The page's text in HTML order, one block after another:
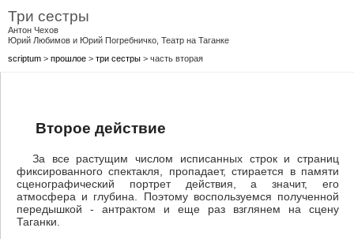
Три сестры
Антон Чехов
Юрий Любимов и Юрий Погребничко, Театр на Таганке
scriptum > прошлое > три сестры > часть вторая
Второе действие
За все растущим числом исписанных строк и страниц
фиксированного спектакля, пропадает, стирается в памяти
сценoграфический портрет действия, а значит, его
атмосфера и глубина. Поэтому воспользуемся полученной
передышкой - антрактом и еще раз взглянем на сцену
Таганки.